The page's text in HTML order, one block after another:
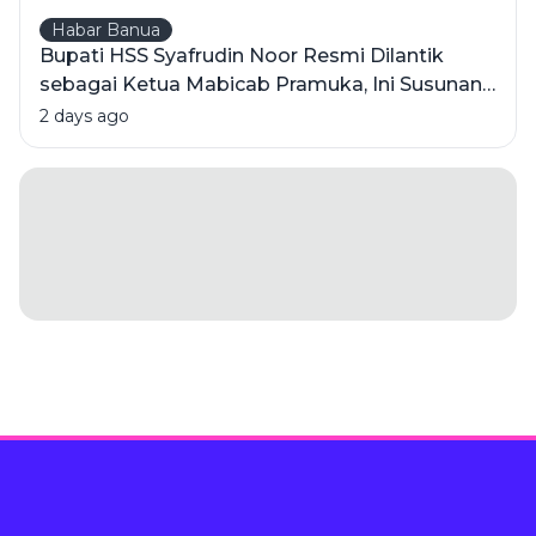
Habar Banua
Bupati HSS Syafrudin Noor Resmi Dilantik
sebagai Ketua Mabicab Pramuka, Ini Susunan
Pengurus 2025-2030
2 days ago